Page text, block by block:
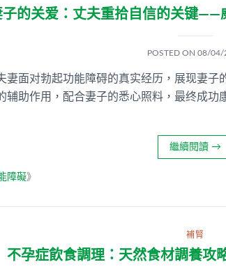
子的关爱：丈夫重拾自信的关键——
POSTED ON 08/04/
妻面对勃起功能障碍的真实经历，展现妻
辅助作用，配合妻子的悉心照料，最终成
繼續閱讀 →
障礙》
補腎
不孕症飲食調理：天然食材調養攻